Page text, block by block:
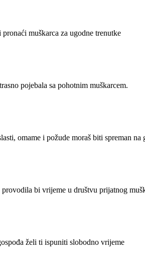
muškarca za ugodne trenutke
pojebala sa pohotnim muškarcem.
omame i požude moraš biti spreman na
bi vrijeme u društvu prijatnog
želi ti ispuniti slobodno vrijeme